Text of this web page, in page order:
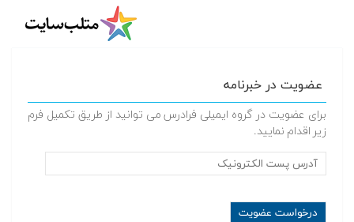
عضویت در خبرنامه
برای عضویت در گروه ایمیلی فرادرس می توانید از طریق تکمیل فرم
زیر اقدام نمایید.